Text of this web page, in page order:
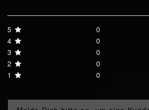
5
0
4
0
3
0
2
0
1
0